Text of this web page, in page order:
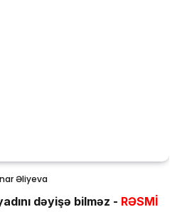
Əliyeva
dəyişə bilməz - RƏSMİ